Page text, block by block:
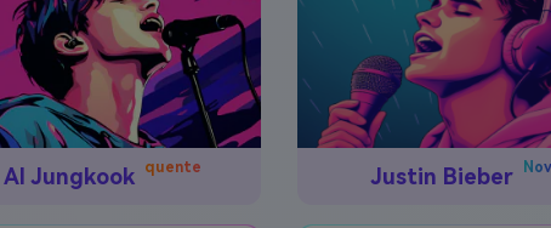
AI Jungkook quente Justin Bieber